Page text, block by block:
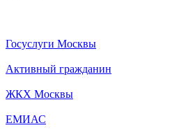
Госуслуги Москвы
Активный гражданин
ЖКХ Москвы
ЕМИАС